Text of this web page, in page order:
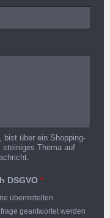
bist über ein Shopping-
steiniges Thema auf
DSGVO *
übermittelten
geantwortet werden